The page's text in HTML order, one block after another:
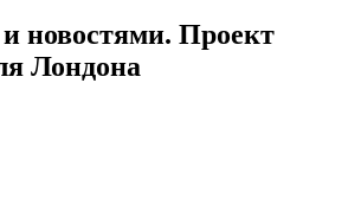
новостями. Проект
Лондона